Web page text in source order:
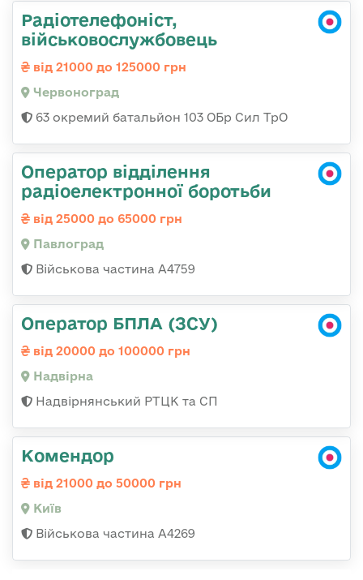
Радіотелефоніст,
військовослужбовець
від 21000 до 125000 грн
Червоноград
63 окремий батальйон 103 ОБр Сил ТрО
Оператор відділення
радіоелектронної боротьби
від 25000 до 65000 грн
Павлоград
Військова частина А4759
Оператор БПЛА (ЗСУ)
від 20000 до 100000 грн
Надвірна
Надвірнянський РТЦК та СП
Комендор
від 21000 до 50000 грн
Київ
Військова частина А4269